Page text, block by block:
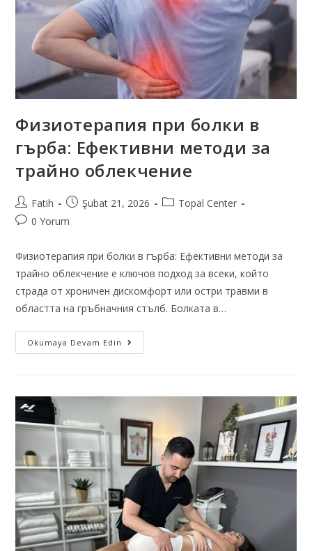
Физиотерапия при болки в
гърба: Ефективни методи за
трайно облекчение
Fatih Şubat 21, 2026
Topal Center
0 Yorum
Физиотерапия при болки в гърба: Ефективни методи за
трайно облекчение е ключов подход за всеки, който
страда от хроничен дискомфорт или остри травми в
областта на гръбначния стълб. Болката в…
Okumaya Devam Edin